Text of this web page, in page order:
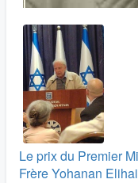
Le prix du Premier
Frère Yohanan Elihai